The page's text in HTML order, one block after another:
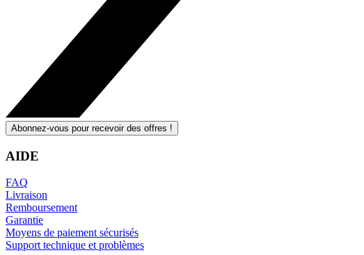
Abonnez-vous pour recevoir des offres !
AIDE
FAQ
Livraison
Remboursement
Garantie
Moyens de paiement sécurisés
Support technique et problèmes